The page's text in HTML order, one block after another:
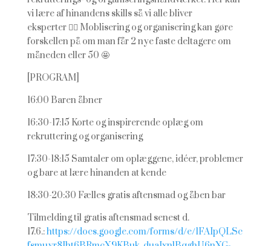
vi lære af hinandens skills så vi alle bliver
eksperter ❤️‍🔥 Moblisering og organisering kan gøre
forskellen på om man får 2 nye faste deltagere om
måneden eller 50 🤩
[PROGRAM]
16:00 Baren åbner
16:30-17:15 Korte og inspirerende oplæg om
rekruttering og organisering
17:30-18:15 Samtaler om oplæggene, idéer, problemer
og bare at lære hinanden at kende
18:30-20:30 Fælles gratis aftensmad og åben bar
Tilmelding til gratis aftensmad senest d.
17.6.:https://docs.google.com/forms/d/e/1FAIpQLSc